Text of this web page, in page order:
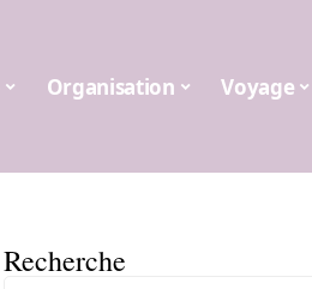
Organisation Voyage
Recherche